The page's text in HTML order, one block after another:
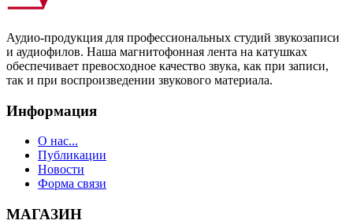
Аудио-продукция для профессиональных студий звукозаписи
и аудиофилов. Наша магнитофонная лента на катушках
обеспечивает превосходное качество звука, как при записи,
так и при воспроизведении звукового материала.
Информация
О нас...
Публикации
Новости
Форма связи
МАГАЗИН